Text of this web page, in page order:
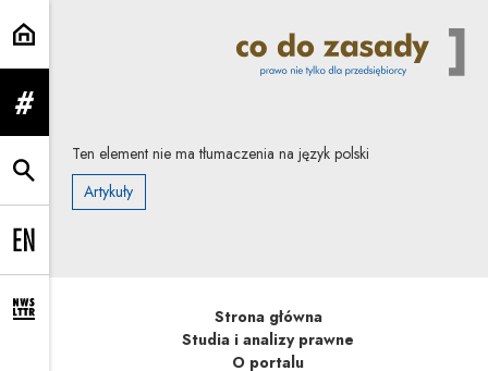
| Co do zasady
rozwiń menu
rozwiń wyszukiwarkę
Change language to EN
rozwiń formularz zapisu na newsletter
Ten element nie ma tłumaczenia na język polski
Artykuły
Strona główna
Studia i analizy prawne
O portalu